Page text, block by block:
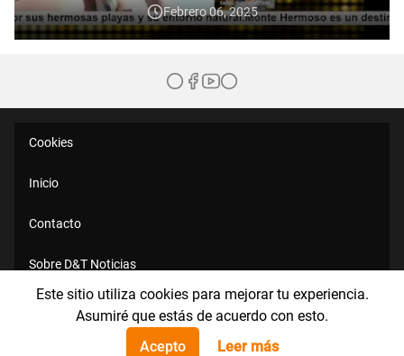
Este sitio utiliza cookies para mejorar tu experiencia.
Asumiré que estás de acuerdo con esto.
Acepto
Leer más
Febrero 06, 2025
Cookies
Inicio
Contacto
Sobre D&T Noticias